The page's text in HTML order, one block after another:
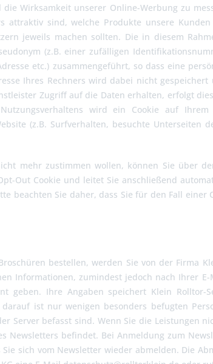
Wirksamkeit unserer Online-Werbung zu
attraktiv sind, welche Produkte unsere
jeweils machen sollten. Die in diesem
(z.B. einer zufälligen
etc.) zusammengeführt, so dass eine
Ihres Rechners wird dabei nicht
Zugriff auf die Daten erhalten, erfolgt
wird ein Cookie auf Ihrem
(z.B. Surfverhalten, besuchte Unterseiten
mehr zustimmen wollen, können Sie über
Out Cookie und leitet Sie anschließend
beachten Sie daher, dass Sie für den Fall einer
bestellen, werden Sie von der Firma
Informationen, zumindest jedoch nach Ihrer
geben. Ihre Angaben speichert Klein Rolltor-
ist nur wenigen besonders befugten
Server befasst sind. Wenn Sie die Leistungen
Newsletters befindet. Bei Anmeldung zum
sich vom Newsletter wieder abmelden. Die